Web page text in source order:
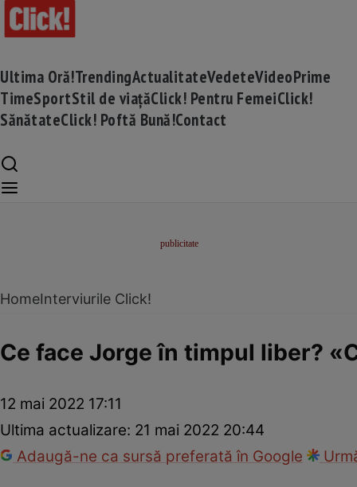
Ultima Oră!TrendingActualitateVedeteVideoPrime
TimeSportStil de viațăClick! Pentru FemeiClick!
SănătateClick! Poftă Bună!Contact
HomeInterviurile Click!
Ce face Jorge în timpul liber?
12 mai 2022 17:11
Ultima actualizare: 21 mai 2022 20:44
Adaugă-ne ca sursă preferată în Google